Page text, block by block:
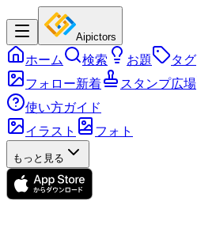
Aipictors
ホーム 検索 お題 タグ
フォロー新着
スタンプ広場
使い方ガイド
イラスト
フォト
もっと見る